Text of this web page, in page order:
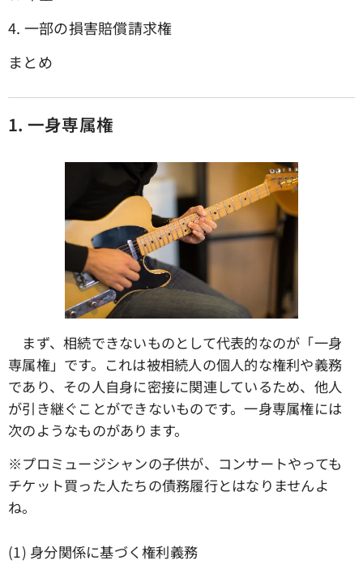
4. 一部の損害賠償請求権
まとめ
1. 一身専属権
まず、相続できないものとして代表的なのが「一身
専属権」です。これは被相続人の個人的な権利や義務
であり、その人自身に密接に関連しているため、他人
が引き継ぐことができないものです。一身専属権には
次のようなものがあります。
※プロミュージシャンの子供が、コンサートやっても
チケット買った人たちの債務履行とはなりませんよ
ね。
(1) 身分関係に基づく権利義務